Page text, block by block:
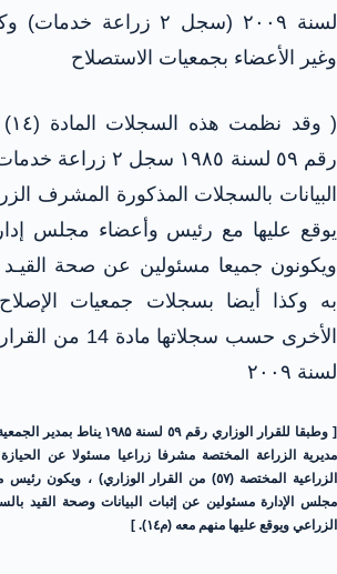
لسنة ۲۰٠٩ (سجل ۲ زراعة
وغير الأعضاء بجمعيات الاستصلاح
(
رقم ٥٩ لسنة ١٩٨٥
البيانات بالسجلات المذكورة المشرف
يوقع عليها مع رئيس وأعضاء مجلس إدارة
ويكونون جميعا مسئولين عن صحة القيـد
به وكذا أيضا بسجلات جمعيات
لسنة ۲۰۰۹
[ وطبقا للقرار الوزاري رقم ٥٩
مديرية الزراعة المختصة مشرفا زراعيا مسئولا عن
الزراعية المختصة (٥٧) من القرار الوزاري) ،
مجلس الإدارة مسئولين عن إثبات البيانات وصحة القيد
الزراعي ويوقع عليها منهم معه (م١٤). ]